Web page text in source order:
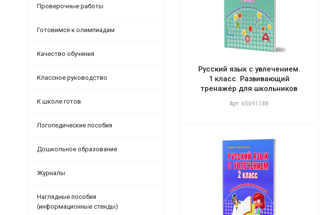
Проверочные работы
Готовимся к олимпиадам
Качество обучения
Классное руководство
К школе готов
Логопедические пособия
Дошкольное образование
Журналы
Наглядные пособия
(информационные стенды)
Русский язык с увлечением.
1 класс. Развивающий
тренажёр для школьников
Арт. 65691188